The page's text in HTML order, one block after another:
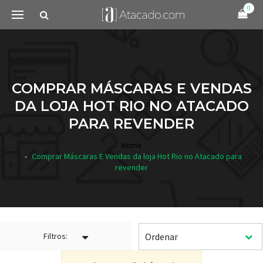
0
COMPRAR MÁSCARAS E VENDAS
DA LOJA HOT RIO NO ATACADO
PARA REVENDER
Home
Comprar Máscaras E Vendas da loja Hot Rio no Atacado para
revender
Filtros: